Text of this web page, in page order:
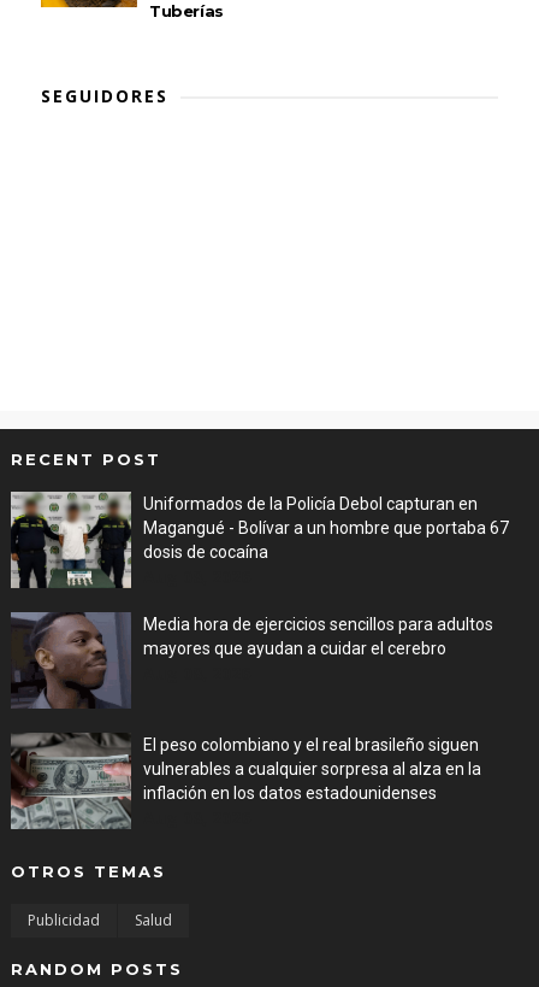
Tuberías
SEGUIDORES
RECENT POST
Uniformados de la Policía Debol capturan en
Magangué - Bolívar a un hombre que portaba 67
dosis de cocaína
Media hora de ejercicios sencillos para adultos
mayores que ayudan a cuidar el cerebro
El peso colombiano y el real brasileño siguen
vulnerables a cualquier sorpresa al alza en la
inflación en los datos estadounidenses
OTROS TEMAS
Publicidad Salud
RANDOM POSTS